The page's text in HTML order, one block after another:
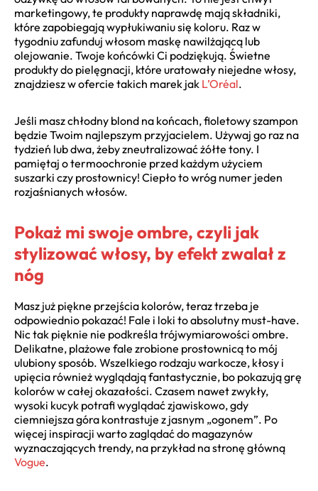
marketingowy, te produkty naprawdę mają składniki,
które zapobiegają wypłukiwaniu się koloru. Raz w
tygodniu zafunduj włosom maskę nawilżającą lub
olejowanie. Twoje końcówki Ci podziękują. Świetne
produkty do pielęgnacji, które uratowały niejedne włosy,
znajdziesz w ofercie takich marek jak L’Oréal.
Jeśli masz chłodny blond na końcach, fioletowy szampon
będzie Twoim najlepszym przyjacielem. Używaj go raz na
tydzień lub dwa, żeby zneutralizować żółte tony. I
pamiętaj o termoochronie przed każdym użyciem
suszarki czy prostownicy! Ciepło to wróg numer jeden
rozjaśnianych włosów.
Pokaż mi swoje ombre, czyli jak
stylizować włosy, by efekt zwalał z
nóg
Masz już piękne przejścia kolorów, teraz trzeba je
odpowiednio pokazać! Fale i loki to absolutny must-have.
Nic tak pięknie nie podkreśla trójwymiarowości ombre.
Delikatne, plażowe fale zrobione prostownicą to mój
ulubiony sposób. Wszelkiego rodzaju warkocze, kłosy i
upięcia również wyglądają fantastycznie, bo pokazują grę
kolorów w całej okazałości. Czasem nawet zwykły,
wysoki kucyk potrafi wyglądać zjawiskowo, gdy
ciemniejsza góra kontrastuje z jasnym „ogonem”. Po
więcej inspiracji warto zaglądać do magazynów
wyznaczających trendy, na przykład na stronę główną
Vogue.